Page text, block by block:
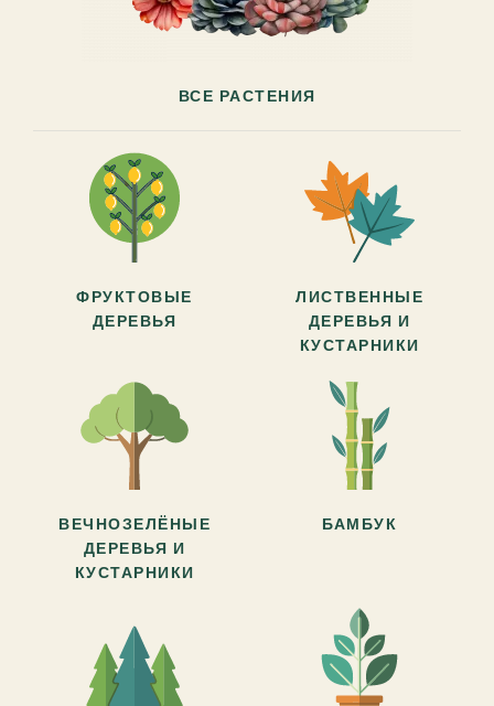
ВСЕ РАСТЕНИЯ
ФРУКТОВЫЕ
ДЕРЕВЬЯ
ЛИСТВЕННЫЕ
ДЕРЕВЬЯ И
КУСТАРНИКИ
ВЕЧНОЗЕЛЁНЫЕ
ДЕРЕВЬЯ И
КУСТАРНИКИ
БАМБУК